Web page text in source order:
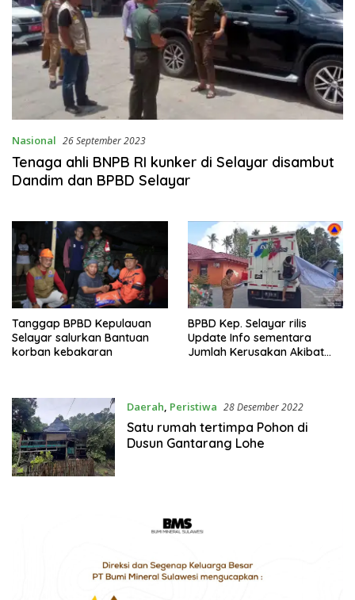
Nasional 26 September 2023
Tenaga ahli BNPB RI kunker di Selayar disambut
Dandim dan BPBD Selayar
Tanggap BPBD Kepulauan
Selayar salurkan Bantuan
korban kebakaran
BPBD Kep. Selayar rilis
Update Info sementara
Jumlah Kerusakan Akibat
Daerah, Peristiwa 28 Desember 2022
Satu rumah tertimpa Pohon di
Dusun Gantarang Lohe